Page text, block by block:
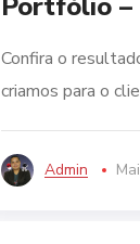
Confira o
criamos para o
Admin